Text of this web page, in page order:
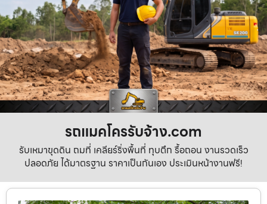
รถแมคโครรับจ้าง.com
รับเหมาขุดดิน ถมที่ เคลียร์ริ่งพื้นที่ ทุบตึก รื้อถอน งานรวดเร็ว
ปลอดภัย ได้มาตรฐาน ราคาเป็นกันเอง ประเมินหน้างานฟรี!